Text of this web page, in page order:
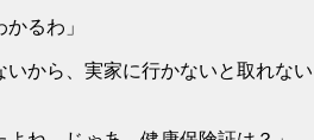
るわ」
いから、実家に行かないと取れ